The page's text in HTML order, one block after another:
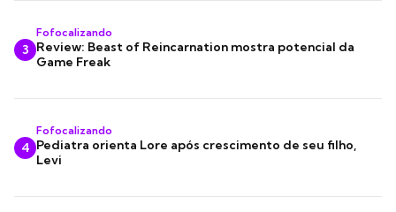
3
Fofocalizando
Review: Beast of Reincarnation mostra potencial da
Game Freak
4
Fofocalizando
Pediatra orienta Lore após crescimento de seu filho,
Levi